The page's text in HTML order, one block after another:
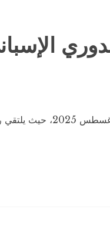
تتجه أنظار عشاق الكرة الإسبانية إلى ملعب كارلوس تارتيري مساء اليوم الأحد 24